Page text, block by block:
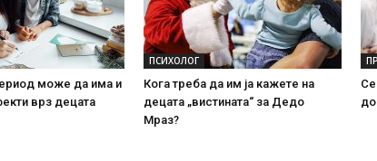
може да има и
врз децата
ПСИХОЛОГ
Кога треба да им ја кажете на
децата „вистината“ за Дедо
Мраз?